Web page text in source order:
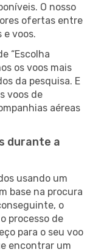
O nosso
ofertas entre
e voos.
“Escolha
os voos mais
da pesquisa. E
voos de
aéreas
durante a
usando um
base na procura
o
processo de
para o seu voo
encontrar um